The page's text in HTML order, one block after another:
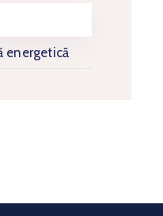
energetică